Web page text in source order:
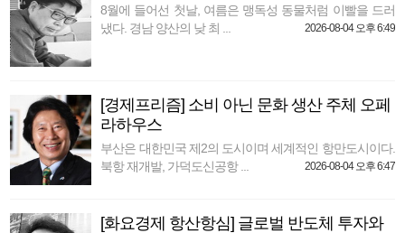
8월에 들어선 첫날, 여름은 맹독성 동물처럼 이빨을 드러
냈다. 경남 양산의 낮 최 ...
2026-08-04 오후 6:49
[경제프리즘] 소비 아닌 문화 생산 주체 오페
라하우스
부산은 대한민국 제2의 도시이며 세계적인 항만도시이다.
북항 재개발, 가덕도신공항 ...
2026-08-04 오후 6:47
[화요경제 항산항심] 글로벌 반도체 투자와